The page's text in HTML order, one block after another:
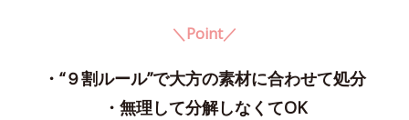
＼Point／
・“９割ルール”で大方の素材に合わせて処分
・無理して分解しなくてOK